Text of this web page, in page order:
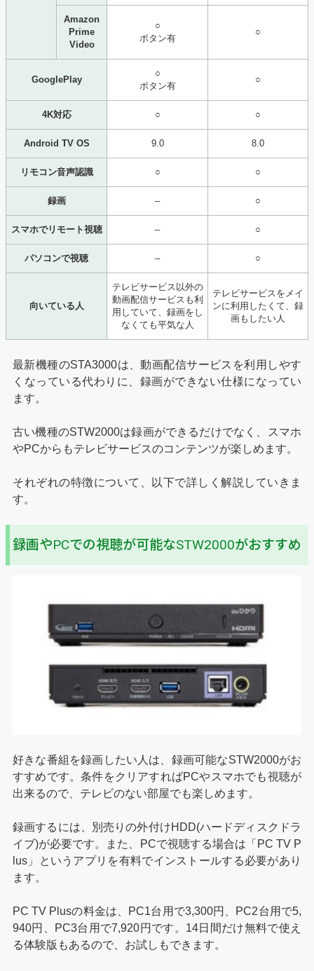
Amazon
Prime
Video
○
ボタン有
○
GooglePlay
○
ボタン有
○
4K対応 ○ ○
Android TV OS 9.0 8.0
リモコン音声認識 ○ ○
録画 – ○
スマホでリモート視聴 – ○
パソコンで視聴 – ○
向いている人
テレビサービス以外の
動画配信サービスも利
用していて、録画をし
なくても平気な人
テレビサービスをメイ
ンに利用したくて、録
画もしたい人
最新機種のSTA3000は、動画配信サービスを利用しやす
くなっている代わりに、録画ができない仕様になってい
ます。
古い機種のSTW2000は録画ができるだけでなく、スマホ
やPCからもテレビサービスのコンテンツが楽しめます。
それぞれの特徴について、以下で詳しく解説していきま
す。
録画やPCでの視聴が可能なSTW2000がおすすめ
好きな番組を録画したい人は、録画可能なSTW2000がお
すすめです。条件をクリアすればPCやスマホでも視聴が
出来るので、テレビのない部屋でも楽しめます。
録画するには、別売りの外付けHDD(ハードディスクドラ
イブ)が必要です。また、PCで視聴する場合は「PC TV P
lus」というアプリを有料でインストールする必要があり
ます。
PC TV Plusの料金は、PC1台用で3,300円、PC2台用で5,
940円、PC3台用で7,920円です。14日間だけ無料で使え
る体験版もあるので、お試しもできます。